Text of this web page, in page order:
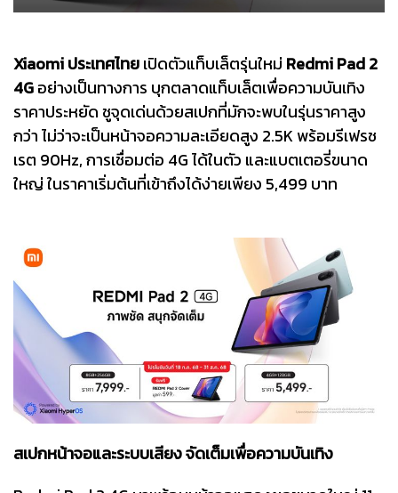
Xiaomi ประเทศไทยเปิดตัวแท็บเล็ตรุ่นใหม่ Redmi Pad 2
4Gอย่างเป็นทางการ บุกตลาดแท็บเล็ตเพื่อความบันเทิง
ราคาประหยัด ชูจุดเด่นด้วยสเปกที่มักจะพบในรุ่นราคาสูง
กว่า ไม่ว่าจะเป็นหน้าจอความละเอียดสูง 2.5K พร้อมรีเฟรช
เรต 90Hz, การเชื่อมต่อ 4G ได้ในตัว และแบตเตอรี่ขนาด
ใหญ่ ในราคาเริ่มต้นที่เข้าถึงได้ง่ายเพียง 5,499 บาท
สเปกหน้าจอและระบบเสียง จัดเต็มเพื่อความบันเทิง